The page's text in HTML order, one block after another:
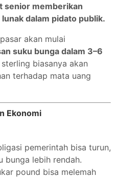
senior memberikan
dalam pidato publik.
akan mulai
suku bunga dalam 3–6
biasanya akan
terhadap mata uang
Ekonomi
pemerintah bisa turun,
bunga lebih rendah.
pound bisa melemah